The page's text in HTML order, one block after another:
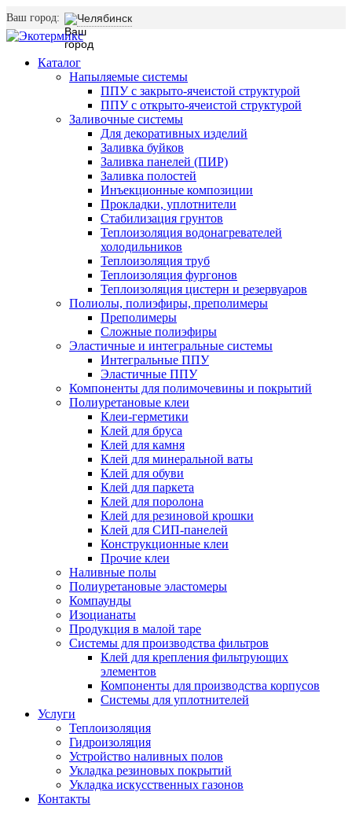
Ваш город: Челябинск
Каталог
Напыляемые системы
ППУ с закрыто-ячеистой структурой
ППУ с открыто-ячеистой структурой
Заливочные системы
Для декоративных изделий
Заливка буйков
Заливка панелей (ПИР)
Заливка полостей
Инъекционные композиции
Прокладки, уплотнители
Стабилизация грунтов
Теплоизоляция водонагревателей
холодильников
Теплоизоляция труб
Теплоизоляция фургонов
Теплоизоляция цистерн и резервуаров
Полиолы, полиэфиры, преполимеры
Преполимеры
Сложные полиэфиры
Эластичные и интегральные системы
Интегральные ППУ
Эластичные ППУ
Компоненты для полимочевины и покрытий
Полиуретановые клеи
Клеи-герметики
Клей для бруса
Клей для камня
Клей для минеральной ваты
Клей для обуви
Клей для паркета
Клей для поролона
Клей для резиновой крошки
Клей для СИП-панелей
Конструкционные клеи
Прочие клеи
Наливные полы
Полиуретановые эластомеры
Компаунды
Изоцианаты
Продукция в малой таре
Системы для производства фильтров
Клей для крепления фильтрующих
элементов
Компоненты для производства корпусов
Системы для уплотнителей
Услуги
Теплоизоляция
Гидроизоляция
Устройство наливных полов
Укладка резиновых покрытий
Укладка искусственных газонов
Контакты